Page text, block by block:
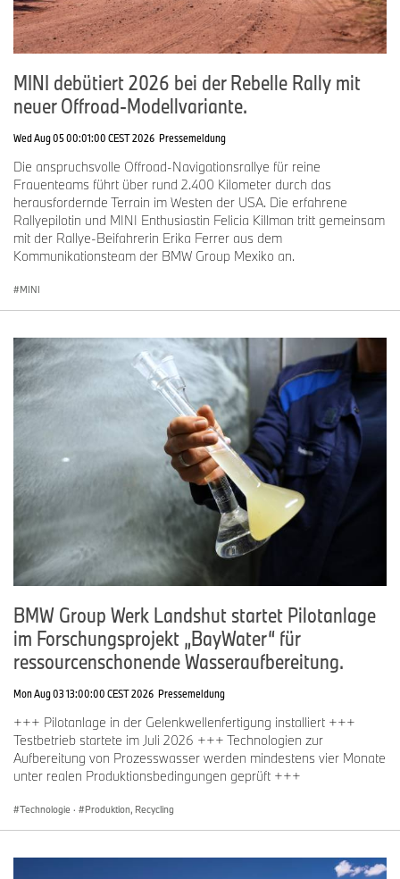
MINI debütiert 2026 bei der Rebelle Rally mit
neuer Offroad-Modellvariante.
Wed Aug 05 00:01:00 CEST 2026 Pressemeldung
Die anspruchsvolle Offroad-Navigationsrallye für reine
Frauenteams führt über rund 2.400 Kilometer durch das
herausfordernde Terrain im Westen der USA. Die erfahrene
Rallyepilotin und MINI Enthusiastin Felicia Killman tritt gemeinsam
mit der Rallye-Beifahrerin Erika Ferrer aus dem
Kommunikationsteam der BMW Group Mexiko an.
MINI
BMW Group Werk Landshut startet Pilotanlage
im Forschungsprojekt „BayWater“ für
ressourcenschonende Wasseraufbereitung.
Mon Aug 03 13:00:00 CEST 2026 Pressemeldung
+++ Pilotanlage in der Gelenkwellenfertigung installiert +++
Testbetrieb startete im Juli 2026 +++ Technologien zur
Aufbereitung von Prozesswasser werden mindestens vier Monate
unter realen Produktionsbedingungen geprüft +++
Technologie · Produktion, Recycling